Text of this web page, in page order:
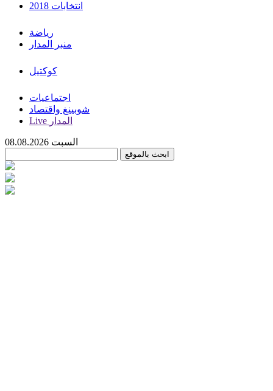
انتخابات 2018
رياضة
منبر المدار
كوكتيل
اجتماعيات
شوبينغ واقتصاد
Live المدار